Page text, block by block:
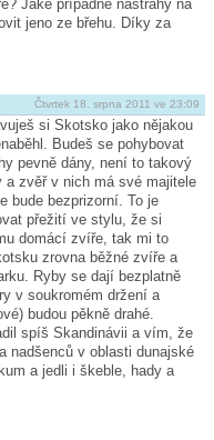
Jaké případně nástrahy na
jeno ze břehu. Díky za
Čtvrtek 18. srpna 2011 ve 23:09
si Skotsko jako nějakou
Budeš se pohybovat
pevně dány, není to takový
a zvěř v nich má své majitele
bude bezprizorní. To je
přežití ve stylu, že si
domácí zvíře, tak mi to
zrovna běžné zvíře a
Ryby se dají bezplatně
v soukromém držení a
budou pěkně drahé.
spíš Skandinávii a vím, že
nadšenců v oblasti dunajské
a jedli i škeble, hady a